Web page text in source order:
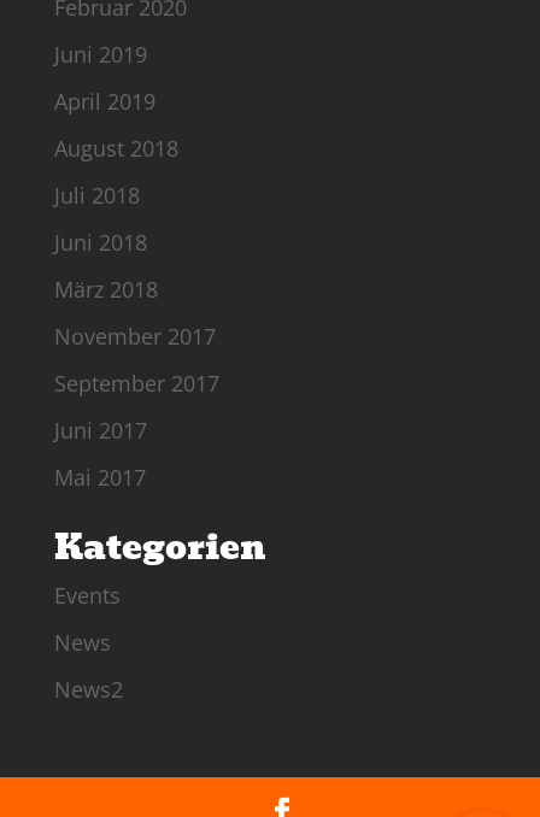
Februar 2020
Juni 2019
April 2019
August 2018
Juli 2018
Juni 2018
März 2018
November 2017
September 2017
Juni 2017
Mai 2017
Kategorien
Events
News
News2